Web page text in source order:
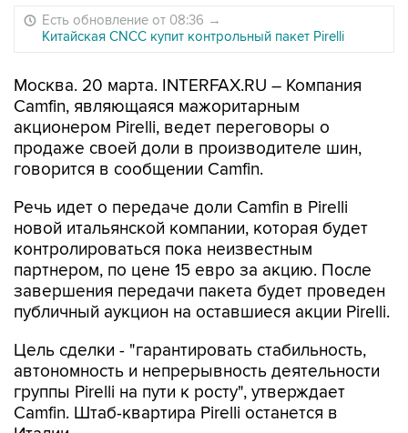
Есть обновление от 08:36 →
Китайская CNCC купит контрольный пакет Pirelli
Москва. 20 марта. INTERFAX.RU – Компания
Camfin, являющаяся мажоритарным
акционером Pirelli, ведет переговоры о
продаже своей доли в производителе шин,
говорится в сообщении Camfin.
Речь идет о передаче доли Camfin в Pirelli
новой итальянской компании, которая будет
контролироваться пока неизвестным
партнером, по цене 15 евро за акцию. После
завершения передачи пакета будет проведен
публичный аукцион на оставшиеся акции Pirelli.
Цель сделки - "гарантировать стабильность,
автономность и непрерывность деятельности
группы Pirelli на пути к росту", утверждает
Camfin. Штаб-квартира Pirelli останется в